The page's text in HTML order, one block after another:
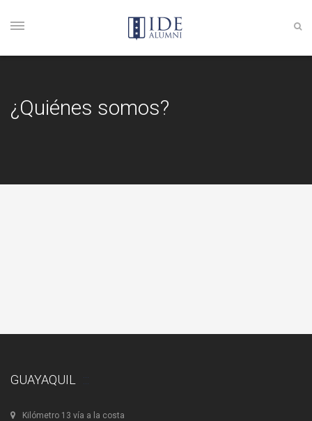
¿Quiénes somos?
GUAYAQUIL
Kilómetro 13 vía a la costa